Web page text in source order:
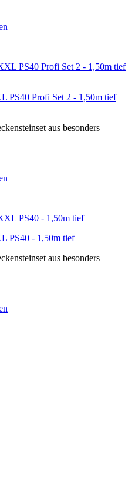
PS40 Profi Set 2 - 1,50m tief
aus besonders
PS40 - 1,50m tief
aus besonders